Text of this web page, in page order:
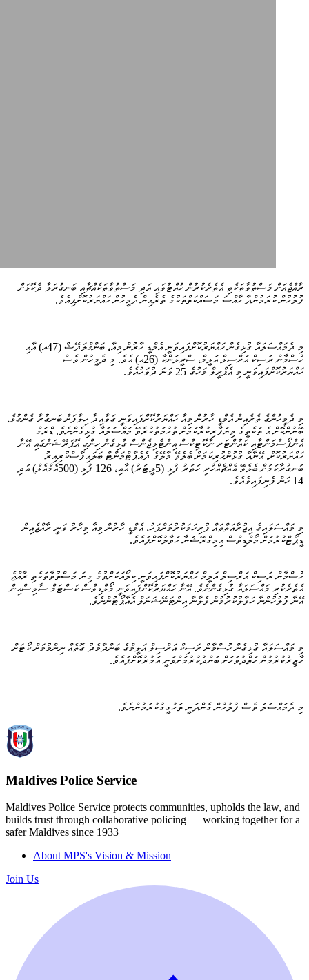
ރާއްޖެއަށް މަސްތުވާތަކެތި އެތެރެކުރުން ހުއްޓުވައި އަދި މަސްތުވާތަކެއްޗާއި ބަނގުރަލާ ދެކޮޅަށް
ފުލުހުން ކުރަމުންދާ ހާއްސަ މަސައްކަތްތަކުގެ ތެރެއިން ދެމީހުން ހައްޔަރުކޮށްފިއެވެ.
މި ދެމައްސަލައާ ގުޅިގެން ހައްޔަރުކޮށްފައިވަނީ އެމްޑީ ހާރުން މިއާ، ބަންގްލަދޭޝް (47އ) އާއި
ހުސްމާން ރަސިކް އަރްސިލް އަލީމް، ސްރީލަންކާ (26އ) އެވެ. މި ދެމީހުން ވެސް
ހައްޔަރުކޮށްފައިވަނީ މި އެޕްރީލް މަހުގެ 25 ވަނަ ދުވަހުއެވެ.
މި ދެމީހުންގެ ތެރެއިން އެމްޑީ ހާރުން މިއާ ހައްޔަރުކޮށްފައިވަނީ ގަވާއިދާ ހިލާފަށް ބަނގުރާ ގެންގުޅެ،
ބޭނުންކޮށް އެ ތަކެތީގެ ވިޔަފާރިކުރާކަމަށް ތުހުމަތުކުރެވޭ މައްސަލައާ ގުޅިގެންނެވެ. ޑްރަގް
އެންފޯސްމަންޓާއި ކައުންޓަރ ނާކޮޓިކްސް އިންޓެލިޖެންސް ގުޅިގެން ހިންގި އޮޕަރޭޝަންގައި އޭނާ
ހައްޔަރުކޮށް، އޭނާއާ ގުޅުންހުރިކަމަށް ބެލެވޭ މާލޭގެ ދެއެޕާޓްމަންޓް ބަލައިފާސްކުރިއިރު
ބަނގުރާކަމަށް ބެލެވޭ އެއްޗެއްހުރި ހަތަރު ފުޅި (5ލީޓަރު) އާއި، 126 ފުޅި (500އެމްއެލް) އަދި
14 ހަން ފެނިފައިވެއެވެ.
މި މައްސަލައިގެ އިޖުރާއަތްތައް ފުރިހަމަކުރުމަށްފަހު، އެމްޑީ ހާރުން މިއާ މިހާރު ވަނީ ރާއްޖެއިން
ޑީޕޯޓްކުރުމަށް މޯލްޑިވްސް އިމިގްރޭޝަނާ ހަވާލުކޮށްފައެވެ.
ހުސްމާން ރަސިކް އަރްސިލް އަލީމް ހައްޔަރުކޮށްފައިވަނީ ކިލޯއަކަށްވުގެ ގިނަ މަސްތުވާތަކެތި ރާއްޖެ
އެތެރެކުރި މައްސަލައާ ގުޅިގެންނެވެ. އޭނާ ހައްޔަރުކޮށްފައިވަނީ މޯލްޑިވްސް ކަސްޓަމް ސާވިސްއިން
އޭނާ ފުލުހުންނާ ހަވާލުކުރުމުން ވެލާނާ އިންޓަނޭޝަނަލް އެއާޕޯޓުންނެވެ.
މި މައްސަލައާ ގުޅިގެން ހުސްމާން ރަސިކް އަރްސިލް އަލީމްގެ ބަންދާމެދު ގޮތެއް ނިންމުމަށް ކޯޓަށް
ހާޒިރުކުރުމުން ހަތްދުވަހަށް ބަންދުކުރުމަށްވަނީ އަމުރުކޮށްފައެވެ.
މި ދެމައްސަލަ ވެސް ފުލުހުން ގެންދަނީ ތަހުގީގުކުރަމުންނެވެ.
Maldives Police Service
Maldives Police Service protects communities, upholds the law, and
builds trust through collaborative policing — working together for a
safer Maldives since 1933
About MPS's Vision & Mission
Join Us